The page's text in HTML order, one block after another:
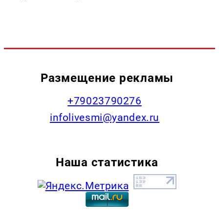
Размещение рекламы
+79023790276
infolivesmi@yandex.ru
Наша статистика